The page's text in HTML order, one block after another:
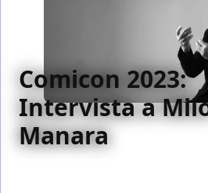
Comicon 2023:
Intervista a
Manara